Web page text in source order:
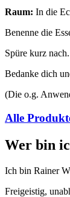
Raum: In die
Benenne die
Spüre kurz nach.
Bedanke dich
(Die o.g.
Alle
Wer bin
Ich bin Rainer
Freigeistig,